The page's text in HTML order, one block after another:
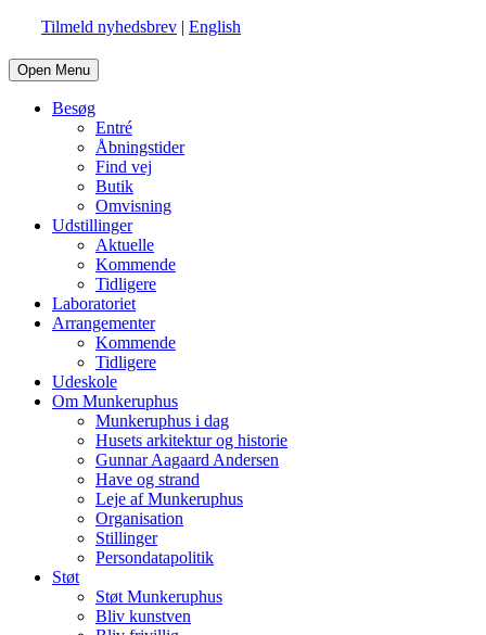
Tilmeld nyhedsbrev | English
Open Menu
Besøg
Entré
Åbningstider
Find vej
Butik
Omvisning
Udstillinger
Aktuelle
Kommende
Tidligere
Laboratoriet
Arrangementer
Kommende
Tidligere
Udeskole
Om Munkeruphus
Munkeruphus i dag
Husets arkitektur og historie
Gunnar Aagaard Andersen
Have og strand
Leje af Munkeruphus
Organisation
Stillinger
Persondatapolitik
Støt
Støt Munkeruphus
Bliv kunstven